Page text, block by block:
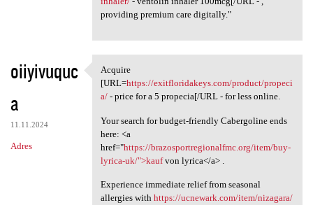
providing premium care digitally."
oiiyivuquc
a
11.11.2024
Adres
Acquire [URL=https:/
Acquire
[URL=https://exitfloridakeys.com/product/propeci
a/- price for a 5 propecia[/URL - for less online.
Your search for budget-friendly Cabergoline ends
here: <a
href="https://brazosportregionalfmc.org/item/buy-
lyrica-uk/">kaufvon lyrica</a> .
Experience immediate relief from seasonal
allergies with https://ucnewark.com/item/nizagara/